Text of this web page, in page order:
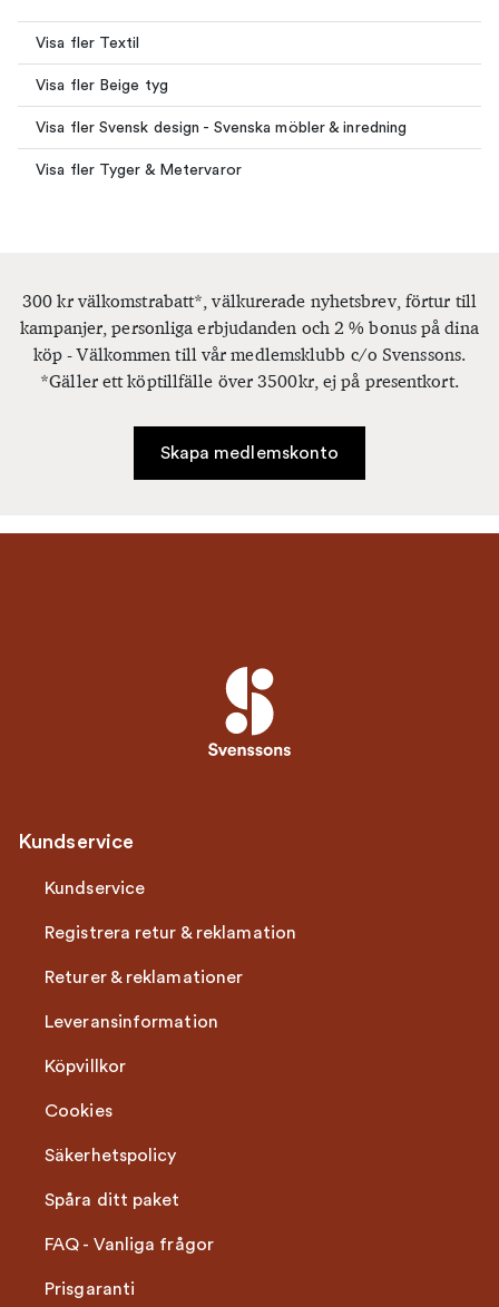
Visa fler Textil
Visa fler Beige tyg
Visa fler Svensk design - Svenska möbler & inredning
Visa fler Tyger & Metervaror
300 kr välkomstrabatt*, välkurerade nyhetsbrev, förtur till
kampanjer, personliga erbjudanden och 2 % bonus på dina
köp - Välkommen till vår medlemsklubb c/o Svenssons.
*Gäller ett köptillfälle över 3500kr, ej på presentkort.
Skapa medlemskonto
Kundservice
Kundservice
Registrera retur & reklamation
Returer & reklamationer
Leveransinformation
Köpvillkor
Cookies
Säkerhetspolicy
Spåra ditt paket
FAQ - Vanliga frågor
Prisgaranti